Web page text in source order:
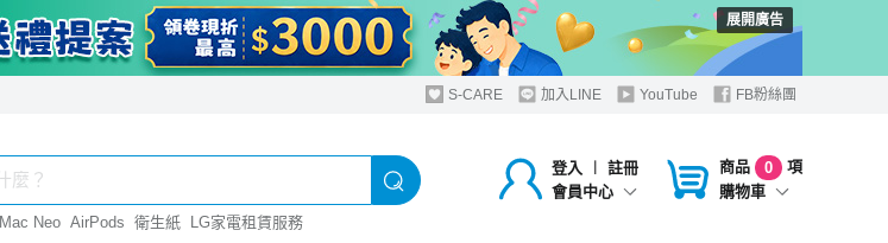
展開廣告
S-CARE 加入LINE YouTube FB粉絲團
登入 ︱
註冊
會員中心
商品 0
項
購物車
Mac Neo AirPods 衛生紙 LG家電租賃服務